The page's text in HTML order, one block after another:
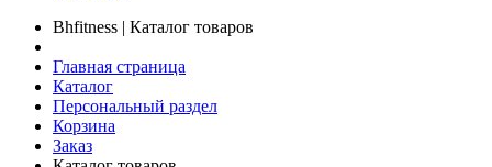
Bhfitness | Каталог товаров
Главная страница
Каталог
Персональный раздел
Корзина
Заказ